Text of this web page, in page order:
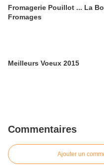
Fromagerie Pouillot ... La
Fromages
Meilleurs Voeux 2015
Commentaires
Ajouter un